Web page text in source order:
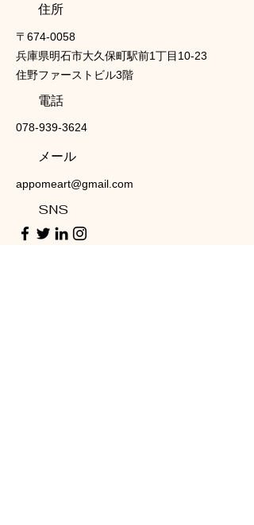
​住所
〒674-0058
兵庫県明石市大久保町駅前1丁目10-23
住野ファーストビル3階
電話
078-939-3624
メール
appomeart@gmail.com
SNS